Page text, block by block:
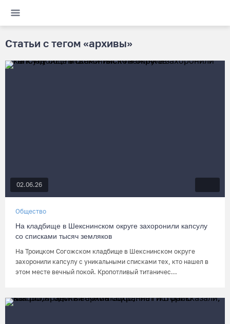
Статьи с тегом «архивы»
02.06.26
Общество
На кладбище в Шекснинском округе захоронили капсулу
со списками тысяч земляков
На Троицком Согожском кладбище в Шекснинском округе
захоронили капсулу с уникальными списками тех, кто нашел в
этом месте вечный покой. Кропотливый титаничес...